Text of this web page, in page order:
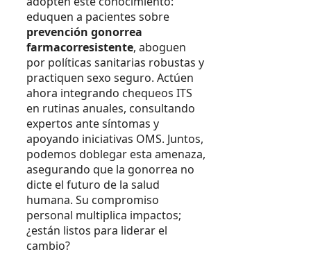
eduquen a pacientes sobre
prevención gonorrea
farmacorresistente, aboguen
por políticas sanitarias robustas y
practiquen sexo seguro. Actúen
ahora integrando chequeos ITS
en rutinas anuales, consultando
expertos ante síntomas y
apoyando iniciativas OMS. Juntos,
podemos doblegar esta amenaza,
asegurando que la gonorrea no
dicte el futuro de la salud
humana. Su compromiso
personal multiplica impactos;
¿están listos para liderar el
cambio?